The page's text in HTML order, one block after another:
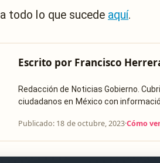
todo lo que sucede aquí.
Escrito por Francisco
Redacción de Noticias Gobierno.
ciudadanos en México con
Publicado: 18 de octubre, 2023·Cómo